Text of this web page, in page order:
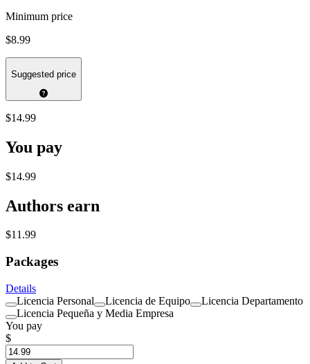
Minimum price
$8.99
Suggested price
$14.99
You pay
$14.99
Authors earn
$11.99
Packages
Details
Licencia Personal
Licencia de Equipo
Licencia Departamento
Licencia Pequeña y Media Empresa
You pay
$